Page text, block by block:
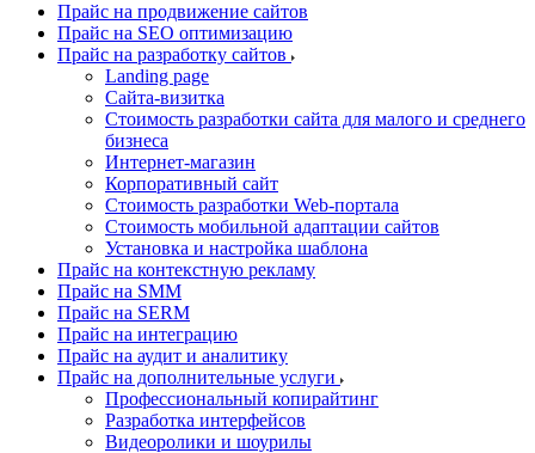
Прайс на продвижение сайтов
Прайс на SEO оптимизацию
Прайс на разработку сайтов
Landing page
Cайта-визитка
Стоимость разработки сайта для малого и среднего
бизнеса
Интернет-магазин
Корпоративный сайт
Стоимость разработки Web-портала
Стоимость мобильной адаптации сайтов
Установка и настройка шаблона
Прайс на контекстную рекламу
Прайс на SMM
Прайс на SERM
Прайс на интеграцию
Прайс на аудит и аналитику
Прайс на дополнительные услуги
Профессиональный копирайтинг
Разработка интерфейсов
Видеоролики и шоурилы